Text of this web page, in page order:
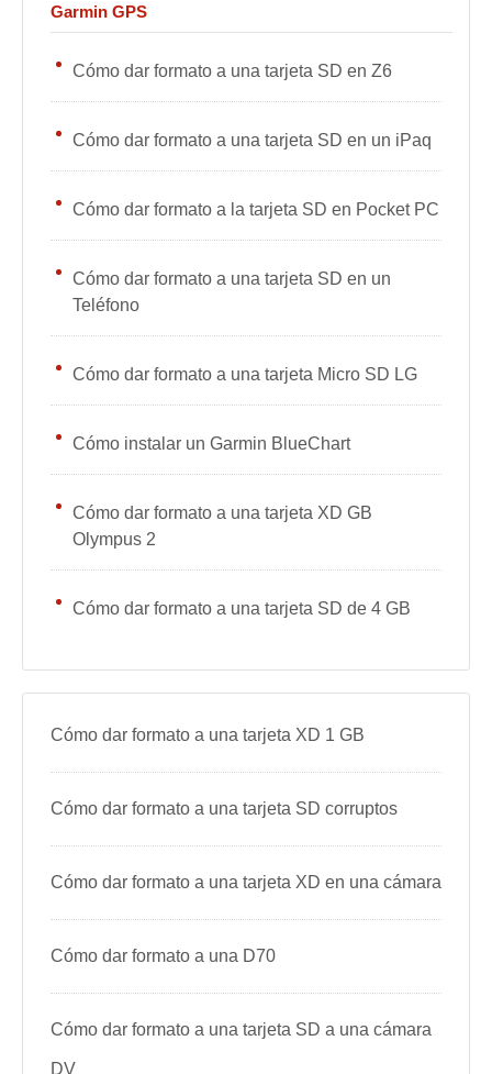
Garmin GPS
Cómo dar formato a una tarjeta SD en Z6
Cómo dar formato a una tarjeta SD en un iPaq
Cómo dar formato a la tarjeta SD en Pocket PC
Cómo dar formato a una tarjeta SD en un
Teléfono
Cómo dar formato a una tarjeta Micro SD LG
Cómo instalar un Garmin BlueChart
Cómo dar formato a una tarjeta XD GB
Olympus 2
Cómo dar formato a una tarjeta SD de 4 GB
Cómo dar formato a una tarjeta XD 1 GB
Cómo dar formato a una tarjeta SD corruptos
Cómo dar formato a una tarjeta XD en una cámara
Cómo dar formato a una D70
Cómo dar formato a una tarjeta SD a una cámara
DV